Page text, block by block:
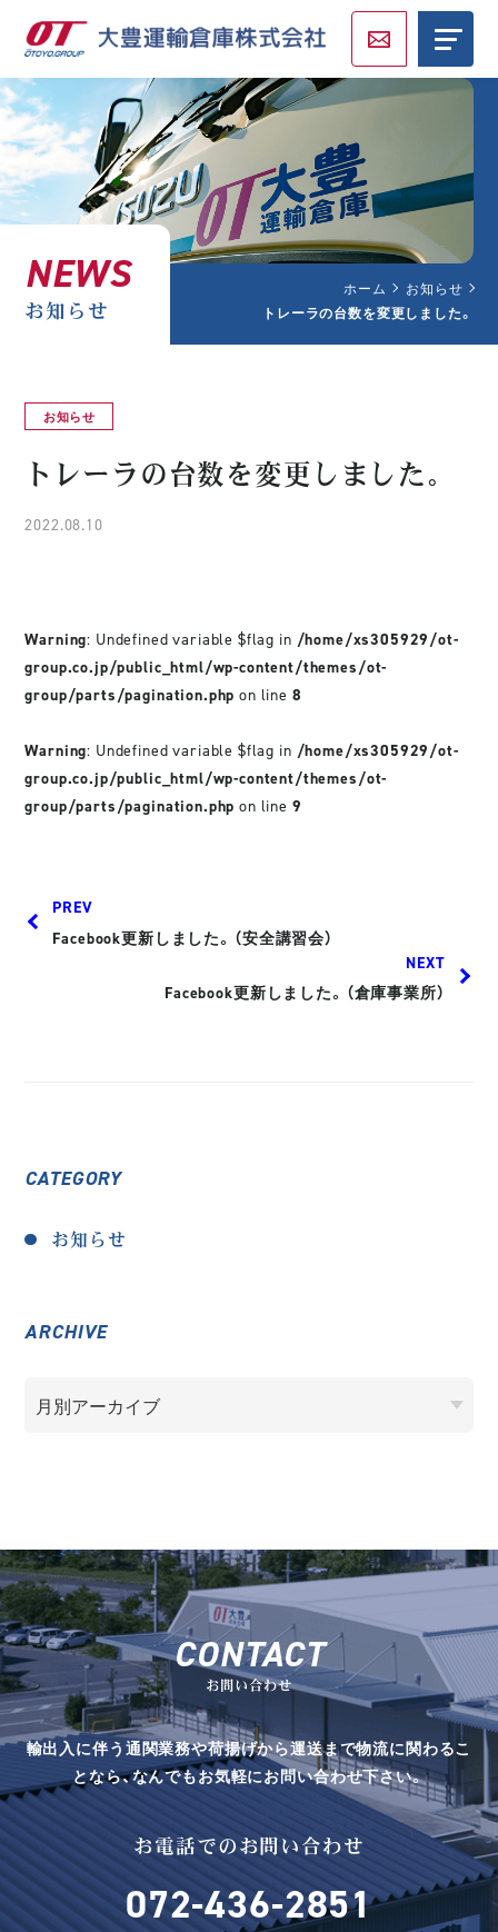
NEWS
お知らせ
ホーム
お知らせ
トレーラの台数を変更しました。
お知らせ
トレーラの台数を変更しました。
2022.08.10
Warning: Undefined variable $flag in /home/xs305929/ot-
group.co.jp/public_html/wp-content/themes/ot-
group/parts/pagination.php on line 8
Warning: Undefined variable $flag in /home/xs305929/ot-
group.co.jp/public_html/wp-content/themes/ot-
group/parts/pagination.php on line 9
PREV
Facebook更新しました。（安全講習会）
NEXT
Facebook更新しました。（倉庫事業所）
CATEGORY
お知らせ
ARCHIVE
CONTACT
お問い合わせ
輸出入に伴う通関業務や荷揚げから運送まで物流に関わるこ
となら、なんでもお気軽にお問い合わせ下さい。
お電話でのお問い合わせ
072-436-2851